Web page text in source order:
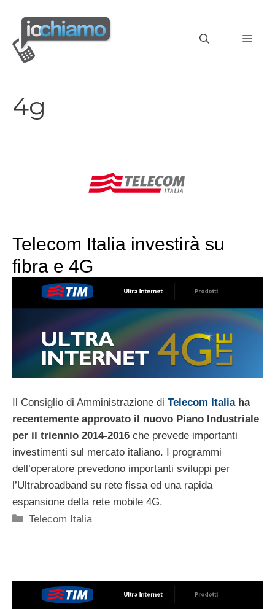
contenuto
4g
Telecom Italia investirà su
fibra e 4G
Il Consiglio di Amministrazione di Telecom Italiaha
recentemente approvato il nuovo Piano Industriale
per il triennio 2014-2016 che prevede importanti
investimenti sul mercato italiano. I programmi
dell’operatore prevedono importanti sviluppi per
l’Ultrabroadband su rete fissa ed una rapida
espansione della rete mobile 4G.
Categorie
Telecom Italia